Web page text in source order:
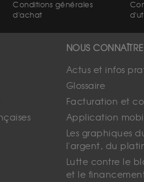
Conditions générales
d'achat
NOUS CONNAÎTRE
Actus et infos
Glossaire
Facturation et
Application
Les graphiques
l'argent, du
Lutte contre le
et le